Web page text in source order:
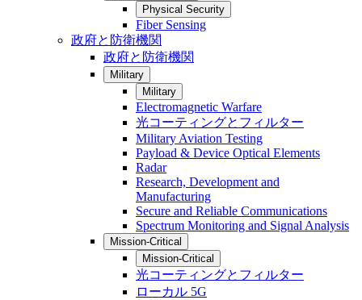
Physical Security
Fiber Sensing
政府と防衛機関
政府と防衛機関
Military
Military
Electromagnetic Warfare
光コーティングとフィルター
Military Aviation Testing
Payload & Device Optical Elements
Radar
Research, Development and
Manufacturing
Secure and Reliable Communications
Spectrum Monitoring and Signal Analysis
Mission-Critical
Mission-Critical
光コーティングとフィルター
ローカル 5G